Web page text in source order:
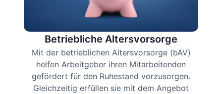
Betriebliche Altersvorsorge
Mit der betrieblichen Altersvorsorge (bAV)
helfen Arbeitgeber ihren Mitarbeitenden
gefördert für den Ruhestand vorzusorgen.
Gleichzeitig erfüllen sie mit dem Angebot